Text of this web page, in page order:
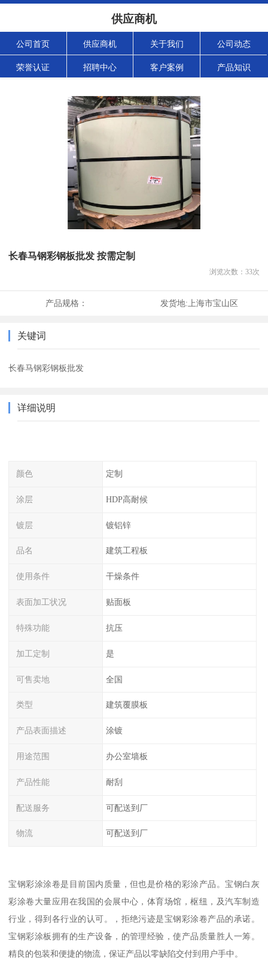
供应商机
公司首页 供应商机 关于我们 公司动态
荣誉认证 招聘中心 客户案例 产品知识
长春马钢彩钢板批发 按需定制
浏览次数： 33次
产品规格： 发货地: 上海市宝山区
关键词
长春马钢彩钢板批发
详细说明
颜色 定制
涂层 HDP高耐候
镀层 镀铝锌
品名 建筑工程板
使用条件 干燥条件
表面加工状况 贴面板
特殊功能 抗压
加工定制 是
可售卖地 全国
类型 建筑覆膜板
产品表面描述 涂镀
用途范围 办公室墙板
产品性能 耐刮
配送服务 可配送到厂
物流 可配送到厂
宝钢彩涂涂卷是目前国内质量，但也是价格的彩涂产品。宝钢白灰
彩涂卷大量应用在我国的会展中心，体育场馆，枢纽，及汽车制造
行业，得到各行业的认可。，拒绝污迹是宝钢彩涂卷产品的承诺。
宝钢彩涂板拥有的生产设备，的管理经验，使产品质量胜人一筹。
精良的包装和便捷的物流，保证产品以零缺陷交付到用户手中。